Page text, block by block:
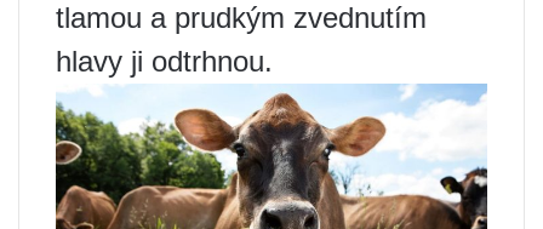
tlamou a prudkým zvednutím
hlavy ji odtrhnou.